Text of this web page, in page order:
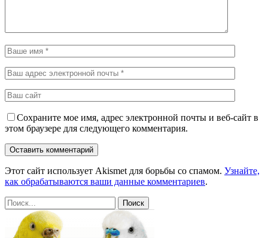
Сохраните мое имя, адрес электронной почты и веб-сайт в
этом браузере для следующего комментария.
Этот сайт использует Akismet для борьбы со спамом. Узнайте,
как обрабатываются ваши данные комментариев.